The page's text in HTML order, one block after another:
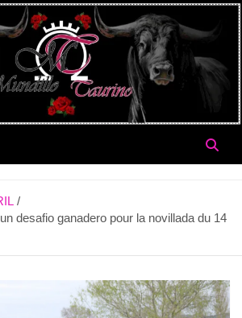
desafio ganadero pour la novillada du 14